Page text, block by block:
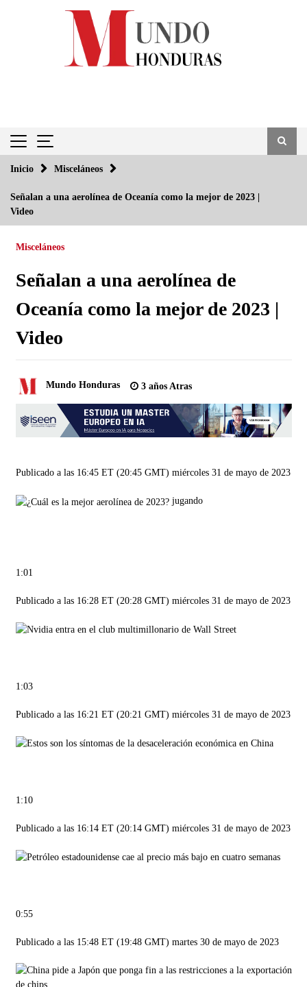
Inicio Misceláneos
Señalan a una aerolínea de Oceanía como la mejor de 2023 |
Video
Misceláneos
Señalan a una aerolínea de
Oceanía como la mejor de 2023 |
Video
Mundo Honduras 3 años Atras
Publicado a las 16:45 ET (20:45 GMT) miércoles 31 de mayo de 2023
jugando
1:01
Publicado a las 16:28 ET (20:28 GMT) miércoles 31 de mayo de 2023
1:03
Publicado a las 16:21 ET (20:21 GMT) miércoles 31 de mayo de 2023
1:10
Publicado a las 16:14 ET (20:14 GMT) miércoles 31 de mayo de 2023
0:55
Publicado a las 15:48 ET (19:48 GMT) martes 30 de mayo de 2023